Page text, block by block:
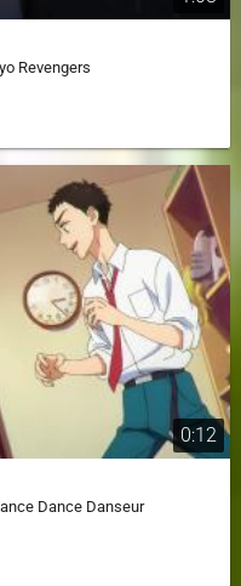
Revengers
0:12
Dance Danseur